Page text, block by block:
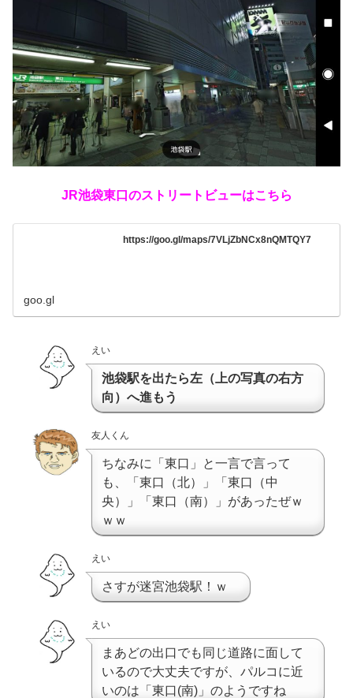
JR池袋東口のストリートビューはこちら
https://goo.gl/maps/7VLjZbNCx8nQMTQY7
goo.gl
えい
池袋駅を出たら左（上の写真の右方
向）へ進もう
友人くん
ちなみに「東口」と一言で言って
も、「東口（北）」「東口（中
央）」「東口（南）」があったぜｗ
ｗｗ
えい
さすが迷宮池袋駅！ｗ
えい
まあどの出口でも同じ道路に面して
いるので大丈夫ですが、パルコに近
いのは「東口(南)」のようですね